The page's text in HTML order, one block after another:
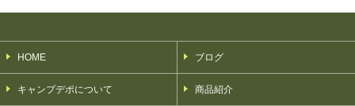
HOME
キャンプデポについて
ブログ
商品紹介